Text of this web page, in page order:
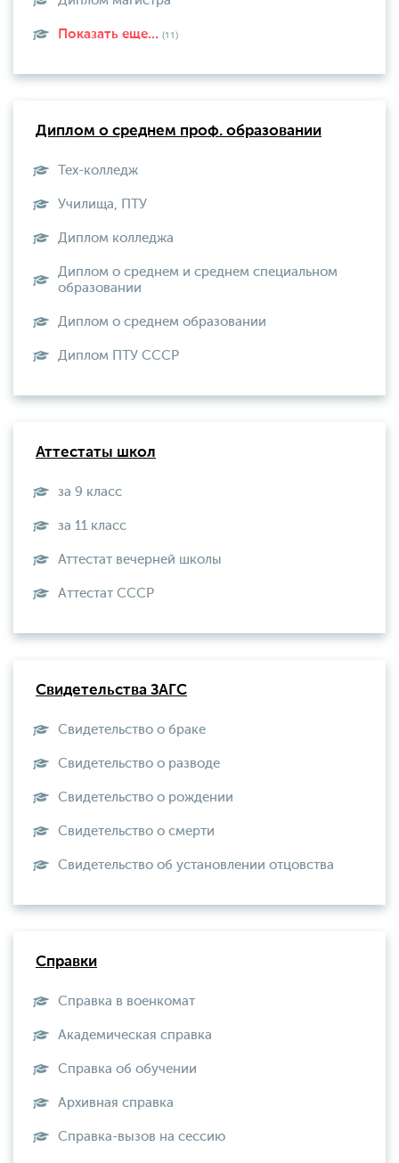
Показать еще... (11)
Диплом о среднем проф. образовании
Тех-колледж
Училища, ПТУ
Диплом колледжа
Диплом о среднем и среднем специальном
образовании
Диплом о среднем образовании
Диплом ПТУ СССР
Аттестаты школ
за 9 класс
за 11 класс
Аттестат вечерней школы
Aттестат СССР
Свидетельства ЗАГС
Свидетельство о браке
Свидетельство о разводе
Свидетельство о рождении
Свидетельство о смерти
Свидетельство об установлении отцовства
Справки
Справка в военкомат
Академическая справка
Справка об обучении
Архивная справка
Справка-вызов на сессию